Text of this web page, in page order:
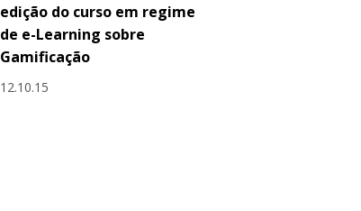
edição do curso em regime
de e-Learning sobre
Gamificação
12.10.15